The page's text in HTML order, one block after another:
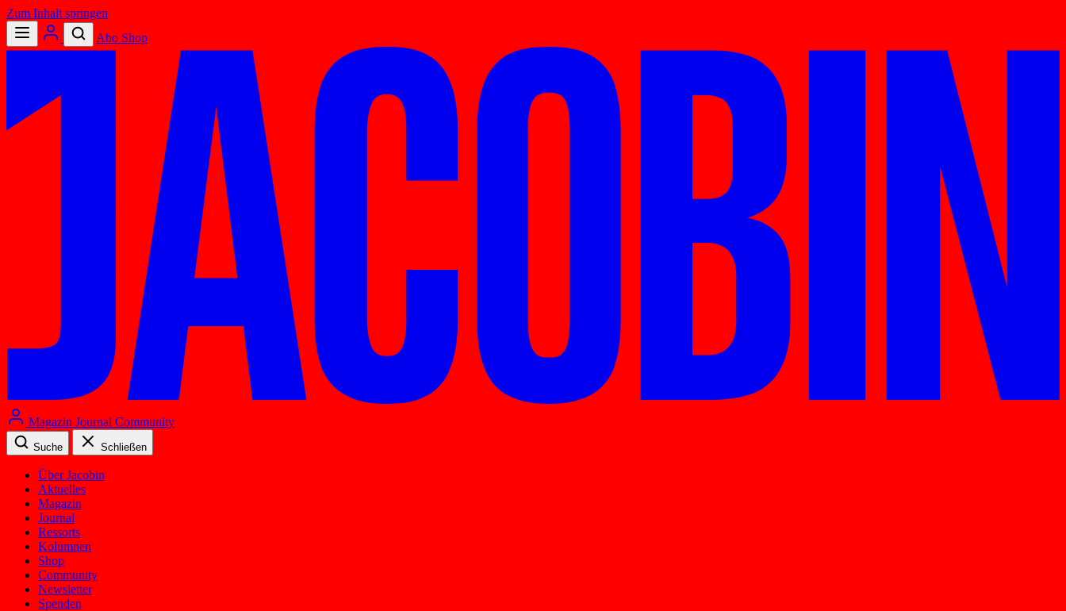
Zum Inhalt springen
Abo Shop
Magazin Journal Community
Suche Schließen
Über Jacobin
Aktuelles
Magazin
Journal
Ressorts
Kolumnen
Shop
Community
Newsletter
Spenden